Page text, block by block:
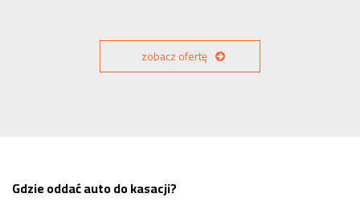
zobacz ofertę
Gdzie oddać auto do kasacji?